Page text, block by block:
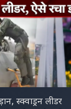
स्क्वाड्रन लीडर